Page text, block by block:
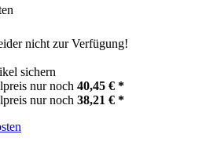
nicht zur Verfügung!
sichern
nur noch 40,45 € *
nur noch 38,21 € *